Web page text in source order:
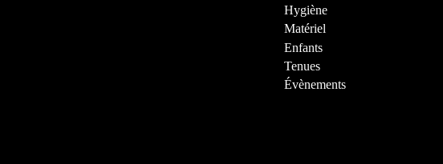
Hygiène
Matériel
Enfants
Tenues
Évènements